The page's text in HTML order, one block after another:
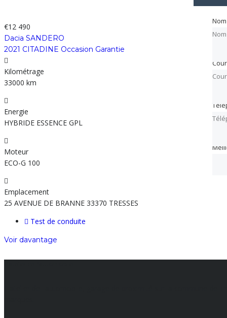
€12 490
Dacia SANDERO
2021 CITADINE Occasion Garantie
Kilométrage
33000 km
Energie
HYBRIDE ESSENCE GPL
Moteur
ECO-G 100
Emplacement
25 AVENUE DE BRANNE 33370 TRESSES
Test de conduite
Voir davantage
Nom
Nom
Nom